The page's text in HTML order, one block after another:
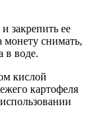
закрепить ее
монету снимать,
в воде.
кислой
картофеля